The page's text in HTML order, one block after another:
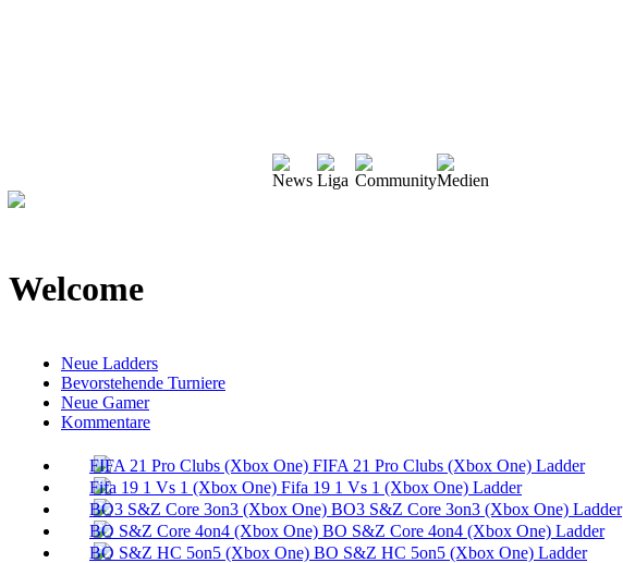
Welcome
Neue Ladders
Bevorstehende Turniere
Neue Gamer
Kommentare
FIFA 21 Pro Clubs (Xbox One) Ladder
Fifa 19 1 Vs 1 (Xbox One) Ladder
BO3 S&Z Core 3on3 (Xbox One) Ladder
BO S&Z Core 4on4 (Xbox One) Ladder
BO S&Z HC 5on5 (Xbox One) Ladder